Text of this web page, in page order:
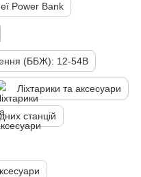
Power Bank
(ББЖ): 12-54В
Ліхтарики та аксесуари
станцій